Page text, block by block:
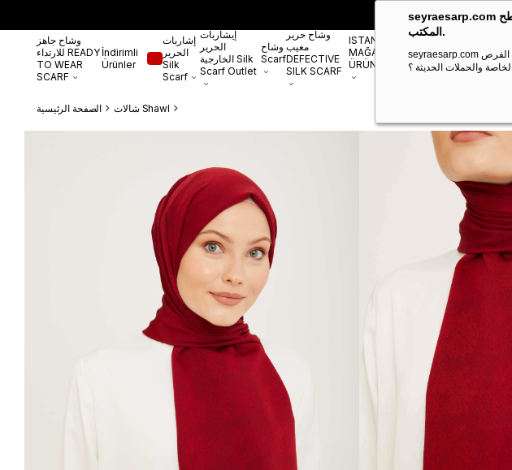
seyraesarp.com يرجى الأضافة الى أشعارات سطح
المكتب.
seyraesarp.com هل ترغب الحصول على المعلومات بخصوص الفرص
الخاصة والحملات الحديثة ؟
الكود:SEYRA10
وشاح جاهز
للارتداء READY
TO WEAR
SCARF
İndirimli
Ürünler
إشاربات
الحرير
Silk
Scarf
إيشاربات
الحرير
الخارجية Silk
Scarf Outlet
وشاح
Scarf
وشاح حرير
معيب
DEFECTIVE
SILK SCARF
ISTANBUL
MAĞAZA
ÜRÜNLERİ
Shawl
مستلزمات
Scarf
Accessory
الصفحة الرئيسية شالات Shawl